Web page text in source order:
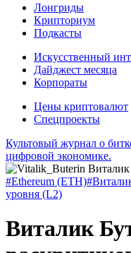
Лонгриды
Крипториум
Подкасты
Искусственный
Дайджест месяца
Корпораты
Цены криптовалют
Спецпроекты
Культовый журнал о
цифровой экономике.
#Ethereum (ETH)
уровня (L2)
Виталик